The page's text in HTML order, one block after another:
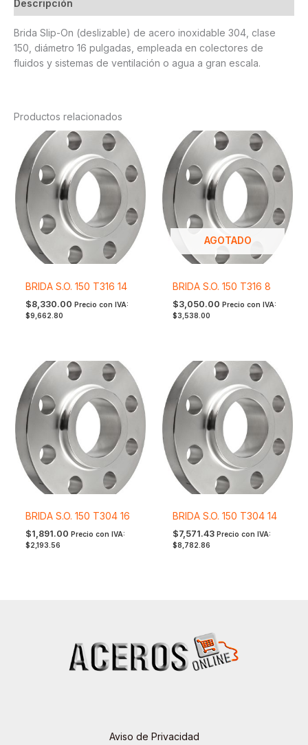
Descripción
Brida Slip-On (deslizable) de acero inoxidable 304, clase
150, diámetro 16 pulgadas, empleada en colectores de
fluidos y sistemas de ventilación o agua a gran escala.
Productos relacionados
BRIDA S.O. 150 T316 14
$8,330.00 Precio con IVA:
$9,662.80
AGOTADO
BRIDA S.O. 150 T316 8
$3,050.00 Precio con IVA:
$3,538.00
BRIDA S.O. 150 T304 16
$1,891.00 Precio con IVA:
$2,193.56
BRIDA S.O. 150 T304 14
$7,571.43 Precio con IVA:
$8,782.86
Aviso de Privacidad